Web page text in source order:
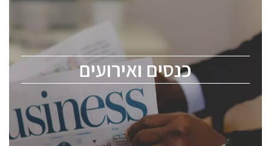
כנסים ואירועים
לכל העוסקים בתעשיית הסמיקונדקטור כולל מהנדסים,
ChipEx2026 will be held on May 12-13, 2026. The
conference is intended for everyone involved in the
semiconductor industry, including engineers,
professional experts, and senior executives.